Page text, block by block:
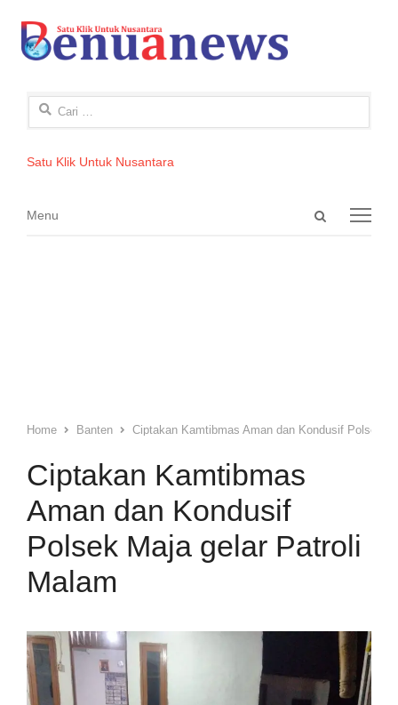
Cari
Satu Klik Untuk Nusantara
Open
Menu
Menu
Home Banten Ciptakan Kamtibmas Aman dan Kondusif Polsek
Ciptakan Kamtibmas
Aman dan Kondusif
Polsek Maja gelar Patroli
Malam